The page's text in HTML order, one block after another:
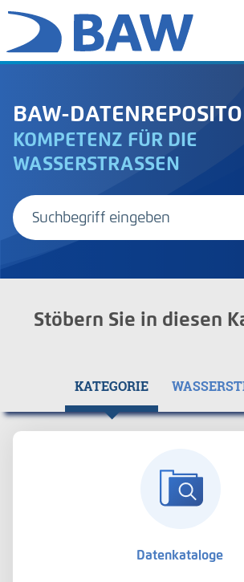
BAW-
KOMPETENZ FÜR DIE
WASSERSTRASSEN
Stöbern Sie in diesen
KATEGORIE
Datenkataloge